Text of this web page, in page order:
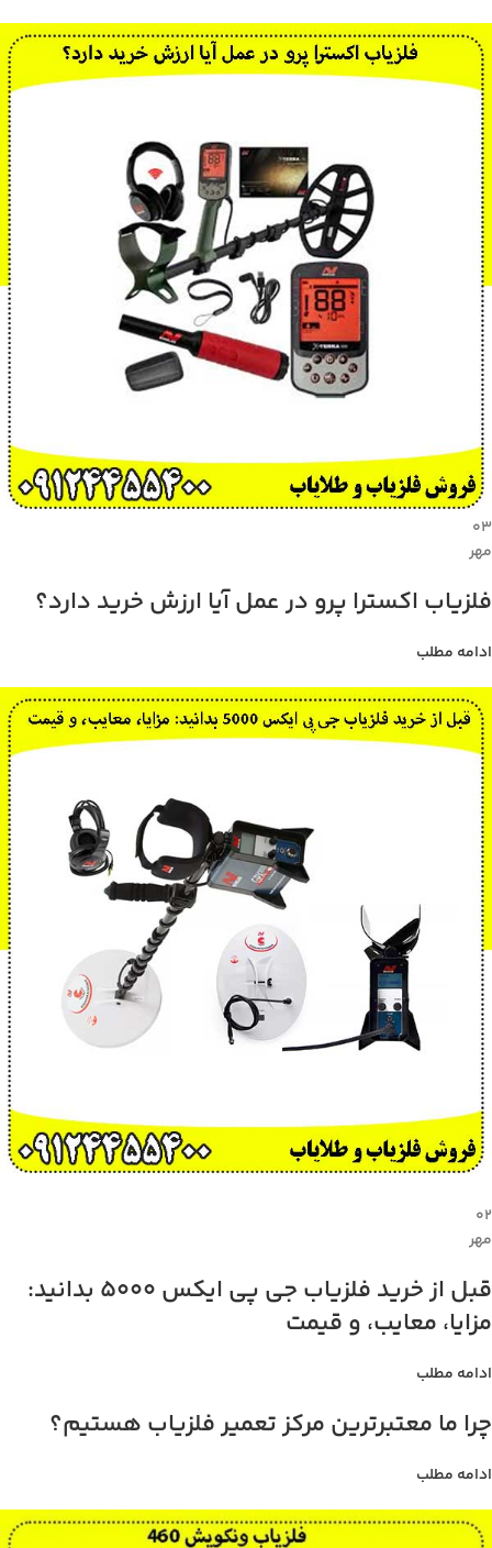
۰۳
مهر
فلزیاب اکسترا پرو در عمل آیا ارزش خرید دارد؟
ادامه مطلب
۰۲
مهر
قبل از خرید فلزیاب جی پی ایکس 5000 بدانید:
مزایا، معایب، و قیمت
ادامه مطلب
چرا ما معتبرترین مرکز تعمیر فلزیاب هستیم؟
ادامه مطلب